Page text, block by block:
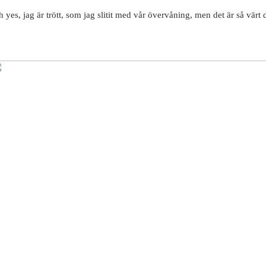
yes, jag är trött, som jag slitit med vår övervåning, men det är så värt